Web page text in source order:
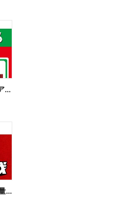
【おトク】1個買うと1個もらえる/アイス
【おトク】お値段そのまま!45%増量作戦!